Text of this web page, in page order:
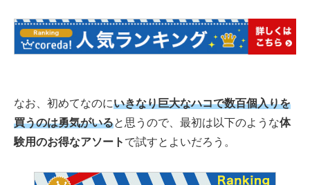
なお、初めてなのにいきなり巨大なハコで数百個入りを
買うのは勇気がいると思うので、最初は以下のような体
験用のお得なアソート で試すとよいだろう。